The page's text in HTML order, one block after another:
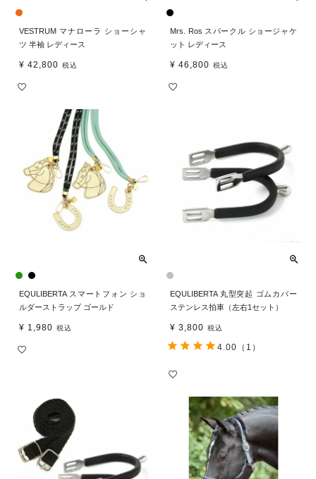
VESTRUM マナローラ ショーシャ
ツ 半袖 レディース
¥ 42,800 税込
Mrs. Ros スパークル ショージャケ
ット レディース
¥ 46,800 税込
EQULIBERTA スマートフォン ショ
ルダーストラップ ゴールド
¥ 1,980 税込
EQULIBERTA 丸型突起 ゴムカバー
ステンレス拍車（左右1セット）
¥ 3,800 税込
4.00 （1）